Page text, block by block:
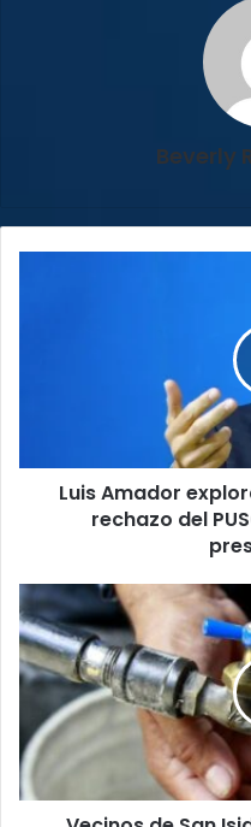
Beverly
PUSC
candidatura
Luis Amador
rechazo del
Vecinos
de
San
Isidro
Heredia
tendrán
faltante
de